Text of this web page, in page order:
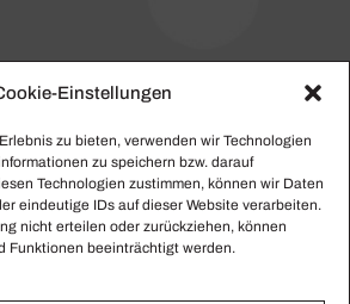
Einstellungen
zu bieten, verwenden wir Technologien
zu speichern bzw. darauf
Technologien zustimmen, können wir Daten
eindeutige IDs auf dieser Website verarbeiten.
nicht erteilen oder zurückziehen, können
Funktionen beeinträchtigt werden.
gesammelten Beiträge zu MDG.